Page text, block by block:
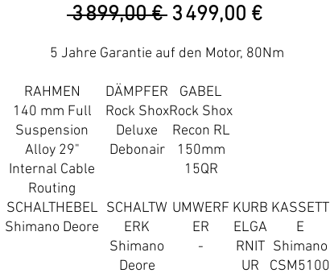
3 899,00 € Prix
3 499,00 €Prix
5 Jahre Garantie auf den Motor, 80Nm
RAHMEN
140 mm Full
Suspension
Alloy 29"
Internal Cable
Routing
DÄMPFER
Rock Shox
Deluxe
Debonair
GABEL
Rock Shox
Recon RL
150mm
15QR
SCHALTHEBEL
Shimano Deore
SCHALTW
ERK
Shimano
Deore
UMWERF
ER
-
KURB
ELGA
RNIT
UR
KASSETT
E
Shimano
CSM5100